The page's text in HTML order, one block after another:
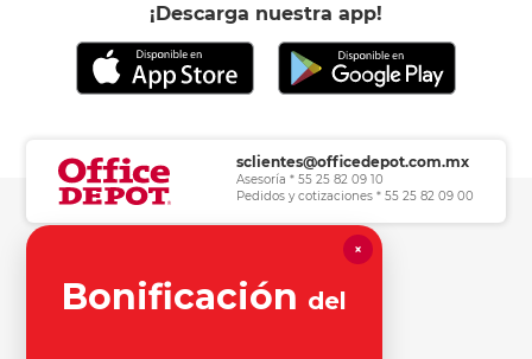
¡Descarga nuestra app!
sclientes@officedepot.com.mx
Asesoría * 55 25 82 09 10
Pedidos y cotizaciones * 55 25 82 09 00
Herramientas de consulta
×
Bonificación del